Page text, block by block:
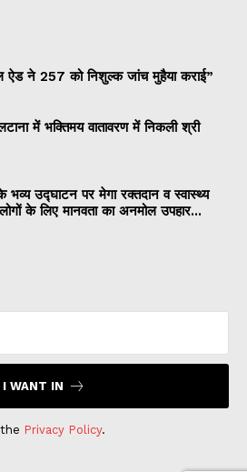
ऐड ने 257 को निशुल्क जांच मुहैया कराई”
में भक्तिमय वातावरण में निकली श्री
उद्घाटन पर मेगा रक्तदान व स्वास्थ्य
के लिए मानवता का अनमोल उपहार...
I WANT IN
Privacy Policy.